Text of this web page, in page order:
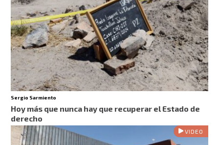
Sergio Sarmiento
Hoy más que nunca hay que recuperar el Estado de
derecho
VIDEO